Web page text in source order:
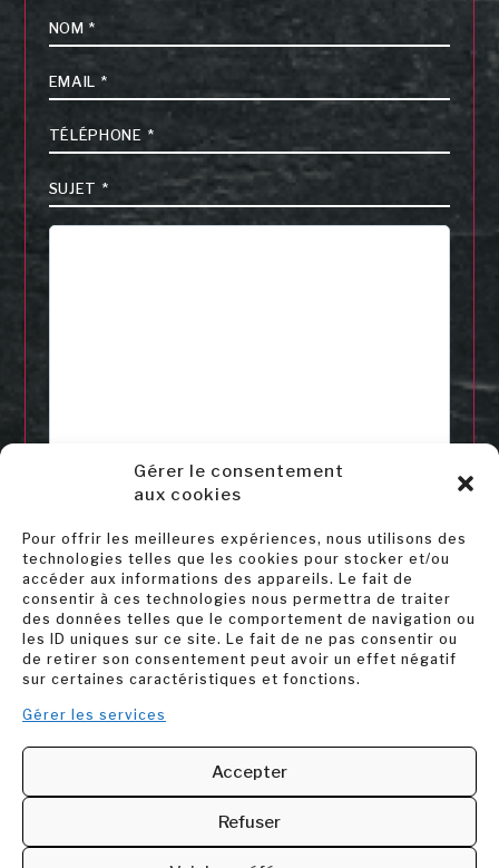
Gérer le consentement
aux cookies
Pour offrir les meilleures expériences, nous utilisons des
technologies telles que les cookies pour stocker et/ou
accéder aux informations des appareils. Le fait de
consentir à ces technologies nous permettra de traiter
des données telles que le comportement de navigation ou
les ID uniques sur ce site. Le fait de ne pas consentir ou
de retirer son consentement peut avoir un effet négatif
sur certaines caractéristiques et fonctions.
Gérer les services
Accepter
Refuser
Nom
E-
mail *
Téléphone *
Sujet *
Message
J’ai lu et j'accepte la politique de confidentialité
*
Accepter
* champs obligatoires
hCaptcha